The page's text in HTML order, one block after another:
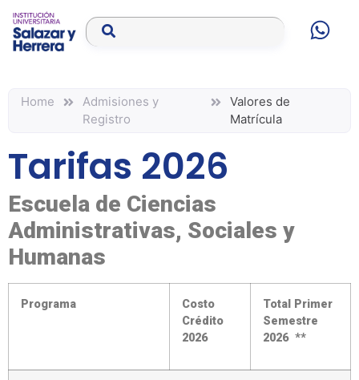
Home
Admisiones y
Registro
Valores de
Matrícula
Tarifas 2026
Escuela de Ciencias
Administrativas, Sociales y
Humanas
Programa
Costo
Crédito
2026
Total Primer
Semestre
2026 **